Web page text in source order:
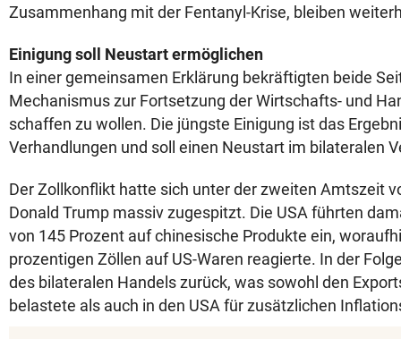
Zusammenhang mit der Fentanyl-Krise, bleiben
Einigung soll Neustart ermöglichen
In einer gemeinsamen Erklärung bekräftigten beide
Mechanismus zur Fortsetzung der Wirtschafts- und
schaffen zu wollen. Die jüngste Einigung ist das
Verhandlungen und soll einen Neustart im bilateralen
Der Zollkonflikt hatte sich unter der zweiten Amtszeit
Donald Trump massiv zugespitzt. Die USA führten
von 145 Prozent auf chinesische Produkte ein,
prozentigen Zöllen auf US-Waren reagierte. In der
des bilateralen Handels zurück, was sowohl den
belastete als auch in den USA für zusätzlichen